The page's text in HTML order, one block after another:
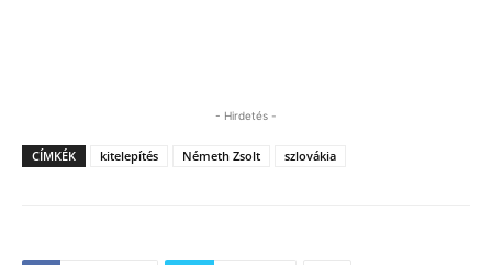
- Hirdetés -
CÍMKÉK kitelepítés Németh Zsolt szlovákia